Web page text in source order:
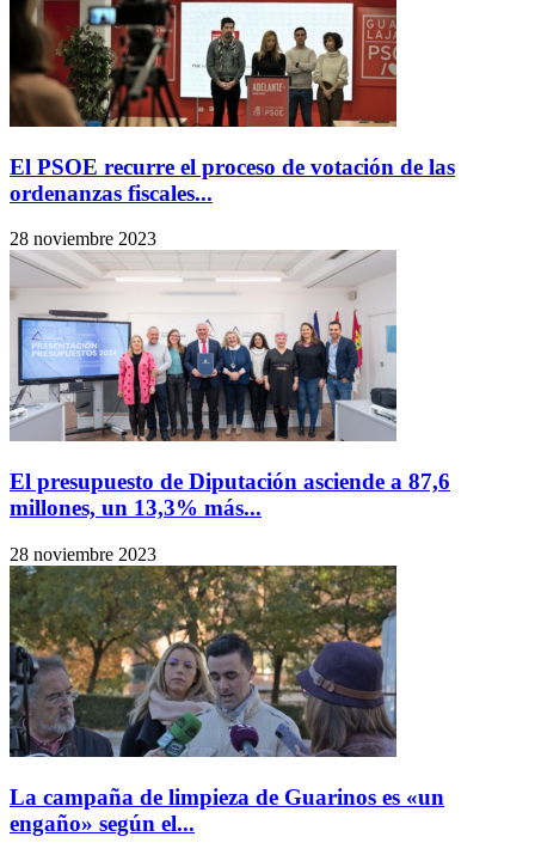
El PSOE recurre el proceso de votación de las
ordenanzas fiscales...
28 noviembre 2023
El presupuesto de Diputación asciende a 87,6
millones, un 13,3% más...
28 noviembre 2023
La campaña de limpieza de Guarinos es «un
engaño» según el...